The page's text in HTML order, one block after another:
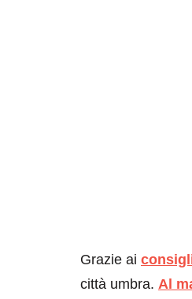
Grazie ai
città umbra. Al